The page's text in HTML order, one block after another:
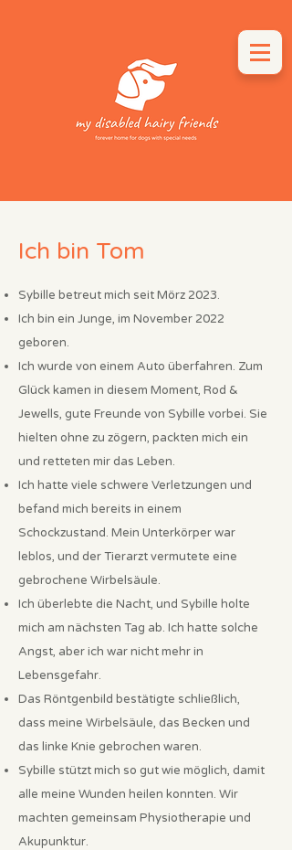
Ich bin Tom
Sybille betreut mich seit Mörz 2023.
Ich bin ein Junge, im November 2022
geboren.
Ich wurde von einem Auto überfahren. Zum
Glück kamen in diesem Moment, Rod &
Jewells, gute Freunde von Sybille vorbei. Sie
hielten ohne zu zögern, packten mich ein
und retteten mir das Leben.
Ich hatte viele schwere Verletzungen und
befand mich bereits in einem
Schockzustand. Mein Unterkörper war
leblos, und der Tierarzt vermutete eine
gebrochene Wirbelsäule.
Ich überlebte die Nacht, und Sybille holte
mich am nächsten Tag ab. Ich hatte solche
Angst, aber ich war nicht mehr in
Lebensgefahr.
Das Röntgenbild bestätigte schließlich,
dass meine Wirbelsäule, das Becken und
das linke Knie gebrochen waren.
Sybille stützt mich so gut wie möglich, damit
alle meine Wunden heilen konnten. Wir
machten gemeinsam Physiotherapie und
Akupunktur.